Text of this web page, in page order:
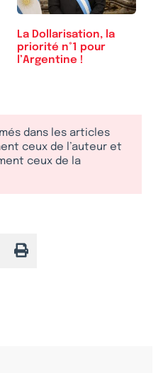
La Dollarisation, la
priorité n°1 pour
l’Argentine !
dans les articles
ceux de l’auteur et
ceux de la